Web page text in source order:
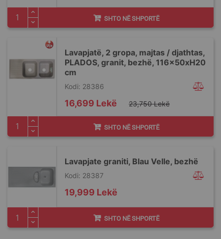
SHTO NË SHPORTË
Lavapjatë, 2 gropa, majtas / djathtas,
PLADOS, granit, bezhë, 116x50xH20
cm
Kodi: 28386
Special
Price
16,699 Lekë 23,750 Lekë
SHTO NË SHPORTË
Lavapjate graniti, Blau Velle, bezhë
Kodi: 28387
19,999 Lekë
SHTO NË SHPORTË